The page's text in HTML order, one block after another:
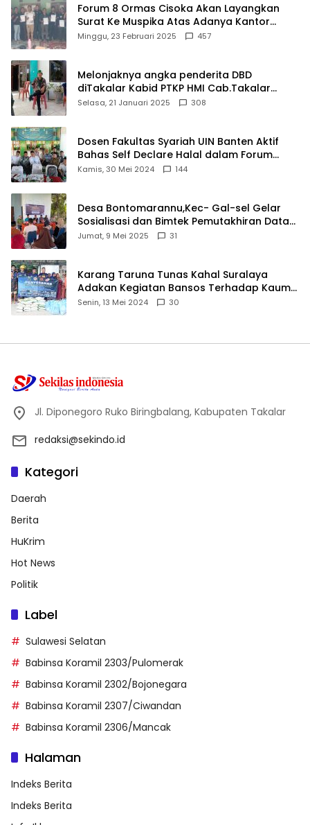
Forum 8 Ormas Cisoka Akan Layangkan
Surat Ke Muspika Atas Adanya Kantor
Matel di Cisoka
Minggu, 23 Februari 2025 457
Melonjaknya angka penderita DBD
diTakalar Kabid PTKP HMI Cab.Takalar
angkat bicara
Selasa, 21 Januari 2025 308
Dosen Fakultas Syariah UIN Banten Aktif
Bahas Self Declare Halal dalam Forum
Ijtima Ulama MUI
Kamis, 30 Mei 2024 144
Desa Bontomarannu,Kec- Gal-sel Gelar
Sosialisasi dan Bimtek Pemutakhiran Data
ID
Jumat, 9 Mei 2025 31
Karang Taruna Tunas Kahal Suralaya
Adakan Kegiatan Bansos Terhadap Kaum
Dhuafa dan Anak Yatim-Piatu
Senin, 13 Mei 2024 30
Jl. Diponegoro Ruko Biringbalang, Kabupaten Takalar
redaksi@sekindo.id
Kategori
Daerah
Berita
HuKrim
Hot News
Politik
Label
Sulawesi Selatan
Babinsa Koramil 2303/Pulomerak
Babinsa Koramil 2302/Bojonegara
Babinsa Koramil 2307/Ciwandan
Babinsa Koramil 2306/Mancak
Halaman
Indeks Berita
Indeks Berita